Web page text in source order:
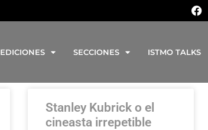
EDICIONES SECCIONES ISTMO TALKS
Stanley Kubrick o el
cineasta irrepetible